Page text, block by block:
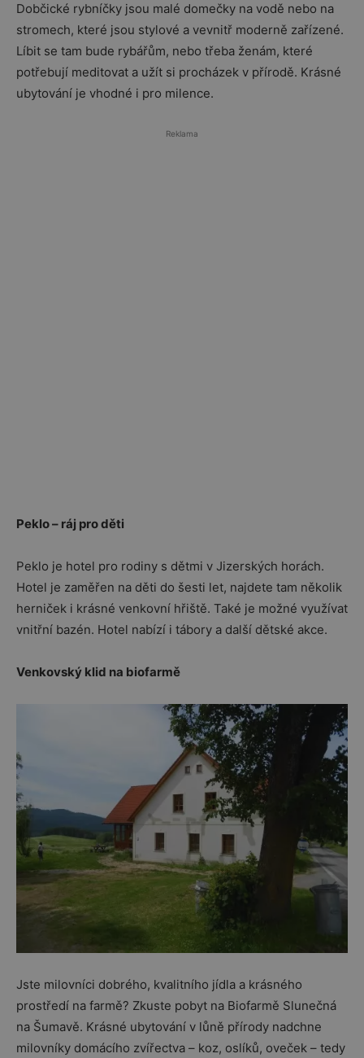
Dobčické rybníčky jsou malé domečky na vodě nebo na
stromech, které jsou stylové a vevnitř moderně zařízené.
Líbit se tam bude rybářům, nebo třeba ženám, které
potřebují meditovat a užít si procházek v přírodě. Krásné
ubytování je vhodné i pro milence.
Reklama
Peklo – ráj pro děti
Peklo je hotel pro rodiny s dětmi v Jizerských horách.
Hotel je zaměřen na děti do šesti let, najdete tam několik
herniček i krásné venkovní hřiště. Také je možné využívat
vnitřní bazén. Hotel nabízí i tábory a další dětské akce.
Venkovský klid na biofarmě
Jste milovníci dobrého, kvalitního jídla a krásného
prostředí na farmě? Zkuste pobyt na Biofarmě Slunečná
na Šumavě. Krásné ubytování v lůně přírody nadchne
milovníky domácího zvířectva – koz, oslíků, oveček – tedy